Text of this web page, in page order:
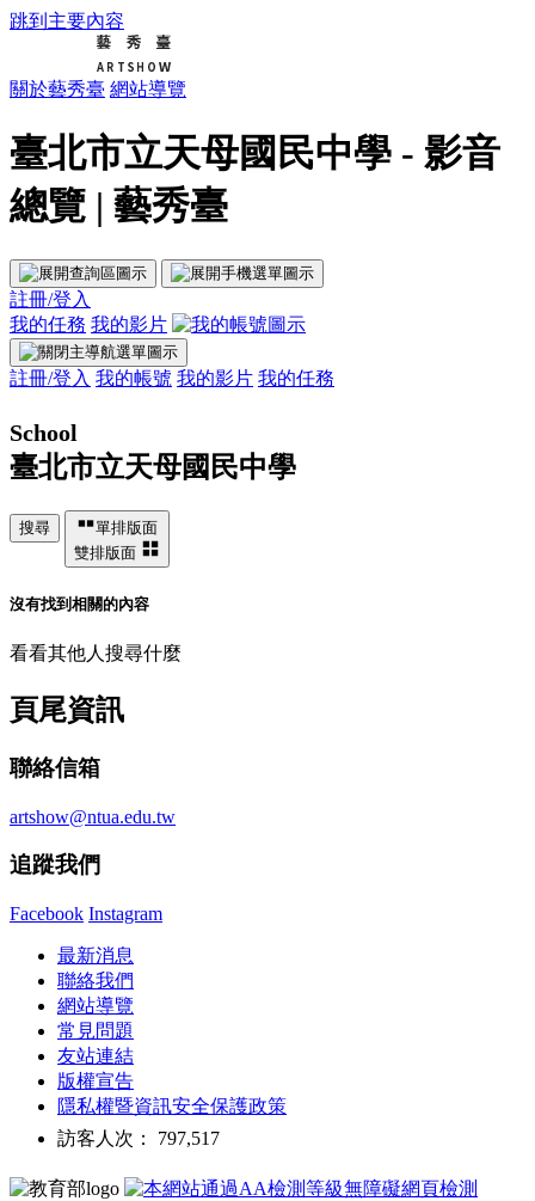
跳到主要內容
關於藝秀臺 網站導覽
臺北市立天母國民中學 - 影音
總覽 | 藝秀臺
註冊/登入
我的任務 我的影片
註冊/登入 我的帳號 我的影片 我的任務
School
臺北市立天母國民中學
搜尋
單排版面
雙排版面
沒有找到相關的內容
看看其他人搜尋什麼
頁尾資訊
聯絡信箱
artshow@ntua.edu.tw
追蹤我們
Facebook Instagram
最新消息
聯絡我們
網站導覽
常見問題
友站連結
版權宣告
隱私權暨資訊安全保護政策
訪客人次： 797,517